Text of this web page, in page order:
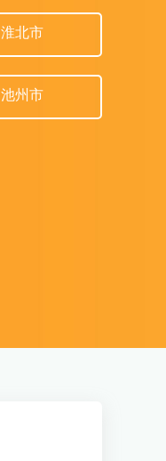
淮北市
池州市